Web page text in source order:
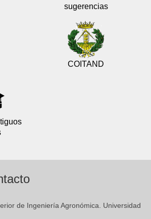
sugerencias
COITAND
de Ingeniería Agronómica. Universidad